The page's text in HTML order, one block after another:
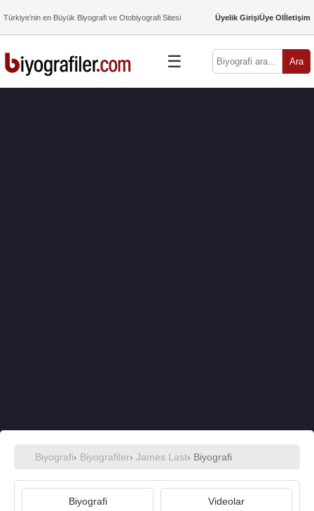
Türkiye’nin en Büyük Biyografi ve Otobiyografi Sitesi Üyelik GirişiÜye Olİletişim
☰ Ara
Biyografi› Biyografiler› James Last› Biyografi
Biyografi Videolar